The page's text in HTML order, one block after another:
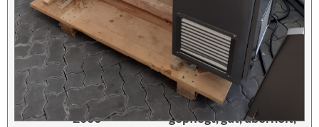
Günther
Maschinentyp
GPA 150
Bezeichnung
2006
gepflegt, gut, überholt,